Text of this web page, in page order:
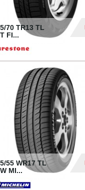
70 TR13 TL
FI...
55 WR17 TL
MI...